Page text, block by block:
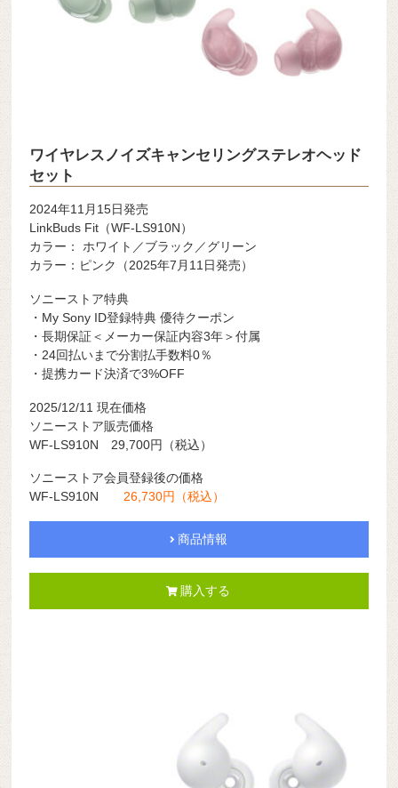
ワイヤレスノイズキャンセリングステレオヘッド
セット
2024年11月15日発売
LinkBuds Fit（WF-LS910N）
カラー： ホワイト／ブラック／グリーン
カラー：ピンク（2025年7月11日発売）
ソニーストア特典
・My Sony ID登録特典 優待クーポン
・長期保証＜メーカー保証内容3年＞付属
・24回払いまで分割払手数料0％
・提携カード決済で3%OFF
2025/12/11 現在価格
ソニーストア販売価格
WF-LS910N 29,700円（税込）
ソニーストア会員登録後の価格
WF-LS910N26,730円（税込）
商品情報
購入する